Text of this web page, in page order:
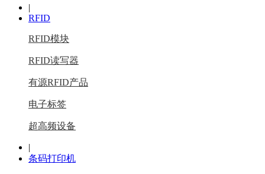
|
RFID
RFID模块
RFID读写器
有源RFID产品
电子标签
超高频设备
|
条码打印机